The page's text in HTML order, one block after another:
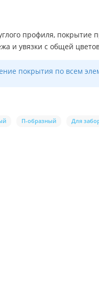
профиля, покрытие
и увязки с общей
покрытия по всем
П-образный Для